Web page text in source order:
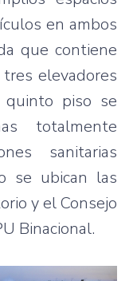
en ambos
que contiene
elevadores
quinto piso se
totalmente
sanitarias
se ubican las
y el Consejo
Binacional.